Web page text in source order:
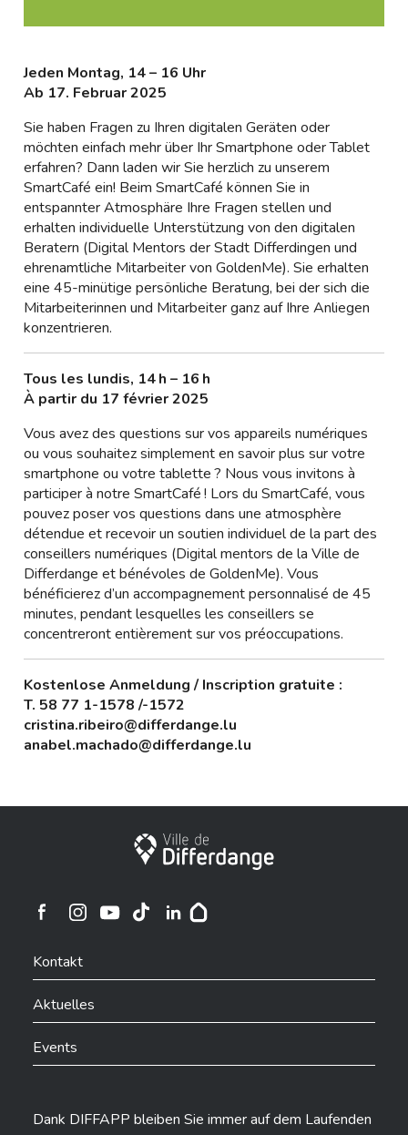
Jeden Montag, 14 – 16 Uhr
Ab 17. Februar 2025
Sie haben Fragen zu Ihren digitalen Geräten oder
möchten einfach mehr über Ihr Smartphone oder Tablet
erfahren? Dann laden wir Sie herzlich zu unserem
SmartCafé ein! Beim SmartCafé können Sie in
entspannter Atmosphäre Ihre Fragen stellen und
erhalten individuelle Unterstützung von den digitalen
Beratern (Digital Mentors der Stadt Differdingen und
ehrenamtliche Mitarbeiter von GoldenMe). Sie erhalten
eine 45-minütige persönliche Beratung, bei der sich die
Mitarbeiterinnen und Mitarbeiter ganz auf Ihre Anliegen
konzentrieren.
Tous les lundis, 14 h – 16 h
À partir du 17 février 2025
Vous avez des questions sur vos appareils numériques
ou vous souhaitez simplement en savoir plus sur votre
smartphone ou votre tablette ? Nous vous invitons à
participer à notre SmartCafé ! Lors du SmartCafé, vous
pouvez poser vos questions dans une atmosphère
détendue et recevoir un soutien individuel de la part des
conseillers numériques (Digital mentors de la Ville de
Differdange et bénévoles de GoldenMe). Vous
bénéficierez d’un accompagnement personnalisé de 45
minutes, pendant lesquelles les conseillers se
concentreront entièrement sur vos préoccupations.
Kostenlose Anmeldung / Inscription gratuite :
T. 58 77 1-1578 /-1572
cristina.ribeiro@differdange.lu
anabel.machado@differdange.lu
Stadt Differdingen
Ville de Differdange sur Instagram
Kontakt
Aktuelles
Events
Dank DIFFAPP bleiben Sie immer auf dem Laufenden